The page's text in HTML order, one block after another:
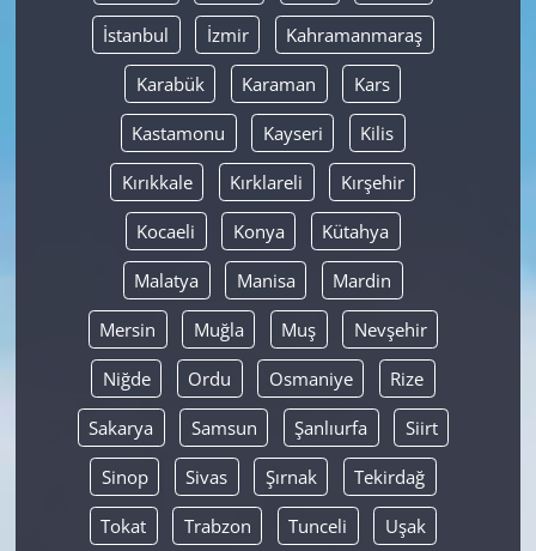
İstanbul İzmir Kahramanmaraş
Karabük Karaman Kars
Kastamonu Kayseri Kilis
Kırıkkale Kırklareli Kırşehir
Kocaeli Konya Kütahya
Malatya Manisa Mardin
Mersin Muğla Muş Nevşehir
Niğde Ordu Osmaniye Rize
Sakarya Samsun Şanlıurfa Siirt
Sinop Sivas Şırnak Tekirdağ
Tokat Trabzon Tunceli Uşak